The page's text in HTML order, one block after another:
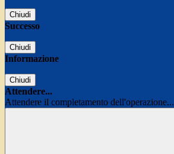
Chiudi
Successo
Chiudi
Informazione
Chiudi
Attendere...
Attendere il completamento dell'operazione...